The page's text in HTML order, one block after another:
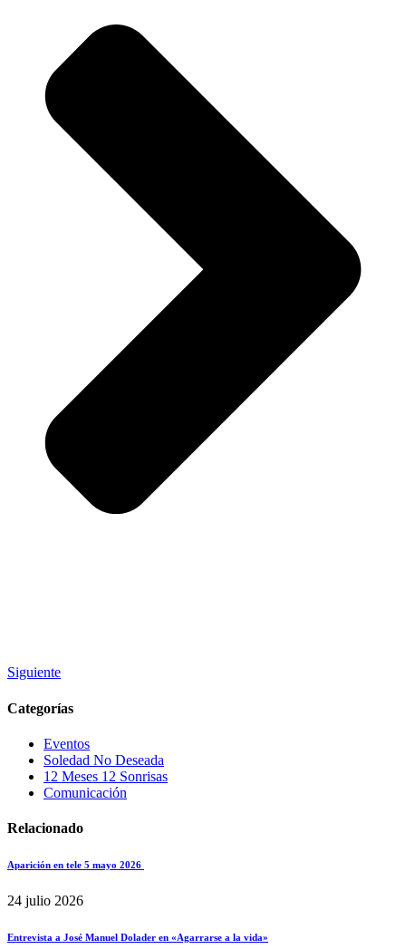
Siguiente
Categorías
Eventos
Soledad No Deseada
12 Meses 12 Sonrisas
Comunicación
Relacionado
Aparición en tele 5 mayo 2026
24 julio 2026
Entrevista a José Manuel Dolader en «Agarrarse a la vida»